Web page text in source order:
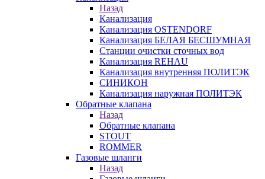
Назад
Канализация
Канализация OSTENDORF
Канализация БЕЛАЯ БЕСШУМНАЯ
Станции очистки сточных вод
Канализация REHAU
Канализация внутренняя ПОЛИТЭК
СИНИКОН
Канализация наружная ПОЛИТЭК
Обратные клапана
Назад
Обратные клапана
STOUT
ROMMER
Газовые шланги
Назад